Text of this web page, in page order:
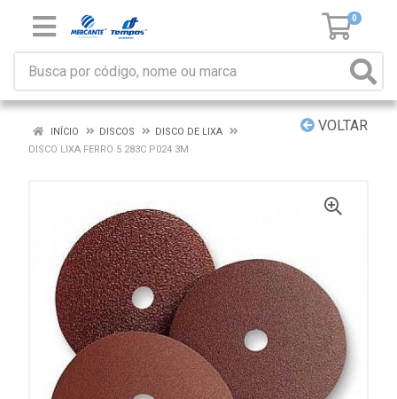
0
VOLTAR
INÍCIO DISCOS
DISCO DE LIXA
DISCO LIXA FERRO 5 283C P024 3M